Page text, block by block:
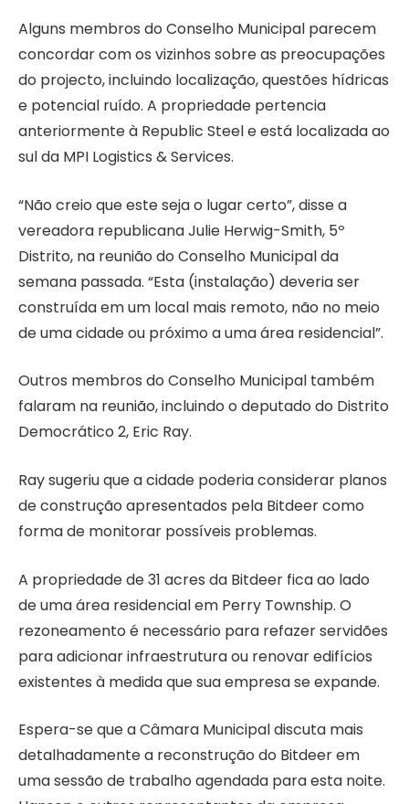
Alguns membros do Conselho Municipal parecem
concordar com os vizinhos sobre as preocupações
do projecto, incluindo localização, questões hídricas
e potencial ruído. A propriedade pertencia
anteriormente à Republic Steel e está localizada ao
sul da MPI Logistics & Services.
“Não creio que este seja o lugar certo”, disse a
vereadora republicana Julie Herwig-Smith, 5º
Distrito, na reunião do Conselho Municipal da
semana passada. “Esta (instalação) deveria ser
construída em um local mais remoto, não no meio
de uma cidade ou próximo a uma área residencial”.
Outros membros do Conselho Municipal também
falaram na reunião, incluindo o deputado do Distrito
Democrático 2, Eric Ray.
Ray sugeriu que a cidade poderia considerar planos
de construção apresentados pela Bitdeer como
forma de monitorar possíveis problemas.
A propriedade de 31 acres da Bitdeer fica ao lado
de uma área residencial em Perry Township. O
rezoneamento é necessário para refazer servidões
para adicionar infraestrutura ou renovar edifícios
existentes à medida que sua empresa se expande.
Espera-se que a Câmara Municipal discuta mais
detalhadamente a reconstrução do Bitdeer em
uma sessão de trabalho agendada para esta noite.